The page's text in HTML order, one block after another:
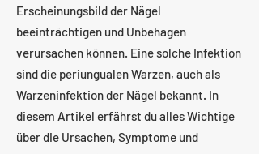
Erscheinungsbild der Nägel
beeinträchtigen und Unbehagen
verursachen können. Eine solche Infektion
sind die periungualen Warzen, auch als
Warzeninfektion der Nägel bekannt. In
diesem Artikel erfährst du alles Wichtige
über die Ursachen, Symptome und